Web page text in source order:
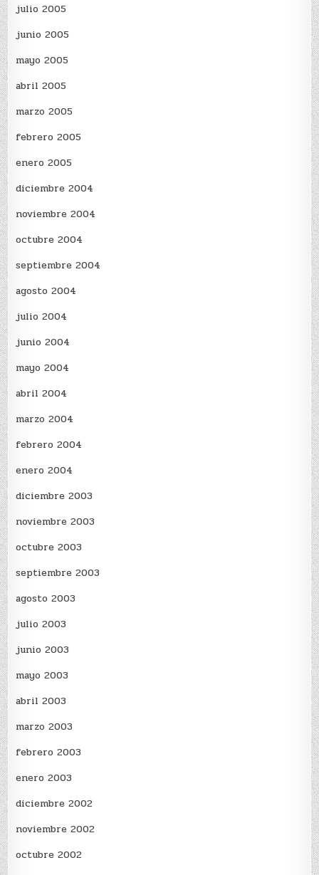
julio 2005
junio 2005
mayo 2005
abril 2005
marzo 2005
febrero 2005
enero 2005
diciembre 2004
noviembre 2004
octubre 2004
septiembre 2004
agosto 2004
julio 2004
junio 2004
mayo 2004
abril 2004
marzo 2004
febrero 2004
enero 2004
diciembre 2003
noviembre 2003
octubre 2003
septiembre 2003
agosto 2003
julio 2003
junio 2003
mayo 2003
abril 2003
marzo 2003
febrero 2003
enero 2003
diciembre 2002
noviembre 2002
octubre 2002